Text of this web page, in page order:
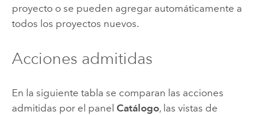
proyecto o se pueden agregar automáticamente a
todos los proyectos nuevos.
Acciones admitidas
En la siguiente tabla se comparan las acciones
admitidas por el panel Catálogo, las vistas de